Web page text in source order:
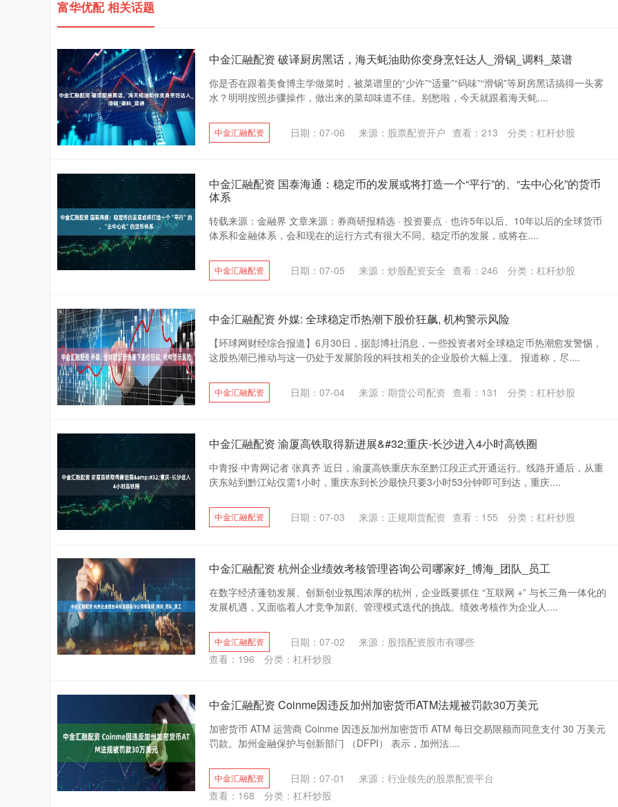
富华优配 相关话题
中金汇融配资 破译厨房黑话，海天蚝油助你变身烹饪达人_滑锅_调料_菜谱
你是否在跟着美食博主学做菜时，被菜谱里的“少许”“适量”“码味”“滑锅”等厨房黑话搞得一头雾
水？明明按照步骤操作，做出来的菜却味道不佳。别愁啦，今天就跟着海天蚝....
中金汇融配资 日期：07-06 来源：股票配资开户 查看： 213 分类： 杠杆炒股
中金汇融配资 国泰海通：稳定币的发展或将打造一个“平行”的、“去中心化”的货币
体系
转载来源：金融界 文章来源：券商研报精选 · 投资要点 · 也许5年以后、10年以后的全球货币
体系和金融体系，会和现在的运行方式有很大不同。稳定币的发展，或将在....
中金汇融配资 日期：07-05 来源：炒股配资安全 查看： 246 分类： 杠杆炒股
中金汇融配资 外媒: 全球稳定币热潮下股价狂飙, 机构警示风险
【环球网财经综合报道】6月30日，据彭博社消息，一些投资者对全球稳定币热潮愈发警惕，
这股热潮已推动与这一仍处于发展阶段的科技相关的企业股价大幅上涨。 报道称，尽....
中金汇融配资 日期：07-04 来源：期货公司配资 查看： 131 分类： 杠杆炒股
中金汇融配资 渝厦高铁取得新进展&#32;重庆-长沙进入4小时高铁圈
中青报·中青网记者 张真齐 近日，渝厦高铁重庆东至黔江段正式开通运行。线路开通后，从重
庆东站到黔江站仅需1小时，重庆东到长沙最快只要3小时53分钟即可到达，重庆....
中金汇融配资 日期：07-03 来源：正规期货配资 查看： 155 分类： 杠杆炒股
中金汇融配资 杭州企业绩效考核管理咨询公司哪家好_博海_团队_员工
在数字经济蓬勃发展、创新创业氛围浓厚的杭州，企业既要抓住 “互联网 +” 与长三角一体化的
发展机遇，又面临着人才竞争加剧、管理模式迭代的挑战。绩效考核作为企业人....
中金汇融配资 日期：07-02
来源：股指配资股市有哪些
查看： 196 分类： 杠杆炒股
中金汇融配资 Coinme因违反加州加密货币ATM法规被罚款30万美元
加密货币 ATM 运营商 Coinme 因违反加州加密货币 ATM 每日交易限额而同意支付 30 万美元
罚款。加州金融保护与创新部门 （DFPI） 表示，加州法....
中金汇融配资 日期：07-01
来源：行业领先的股票配资平台
查看： 168 分类： 杠杆炒股